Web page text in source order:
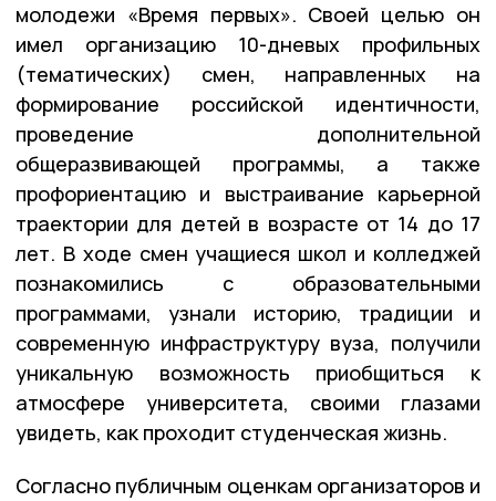
молодежи «Время первых». Своей целью он
имел организацию 10-дневых профильных
(тематических) смен, направленных на
формирование российской идентичности,
проведение дополнительной
общеразвивающей программы, а также
профориентацию и выстраивание карьерной
траектории для детей в возрасте от 14 до 17
лет. В ходе смен учащиеся школ и колледжей
познакомились с образовательными
программами, узнали историю, традиции и
современную инфраструктуру вуза, получили
уникальную возможность приобщиться к
атмосфере университета, своими глазами
увидеть, как проходит студенческая жизнь.
Согласно публичным оценкам организаторов и